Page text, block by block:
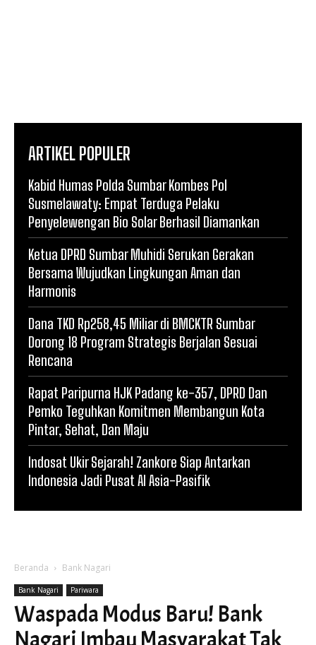
ARTIKEL POPULER
Kabid Humas Polda Sumbar Kombes Pol
Susmelawaty: Empat Terduga Pelaku
Penyelewengan Bio Solar Berhasil Diamankan
Ketua DPRD Sumbar Muhidi Serukan Gerakan
Bersama Wujudkan Lingkungan Aman dan
Harmonis
Dana TKD Rp258,45 Miliar di BMCKTR Sumbar
Dorong 18 Program Strategis Berjalan Sesuai
Rencana
Rapat Paripurna HJK Padang ke-357, DPRD Dan
Pemko Teguhkan Komitmen Membangun Kota
Pintar, Sehat, Dan Maju
Indosat Ukir Sejarah! Zankore Siap Antarkan
Indonesia Jadi Pusat AI Asia-Pasifik